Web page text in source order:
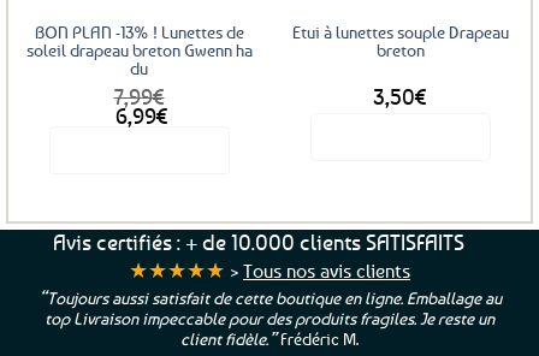
BON PLAN -13% ! Lunettes de
soleil drapeau breton Gwenn ha
du
7,99€
Le
prix
6,99€
Le
prix
Etui à lunettes souple Drapeau
breton
3,50€
Avis certifiés : + de 10.000 clients SATISFAITS
★★★★★ > Tous nos avis clients
“Toujours aussi satisfait de cette boutique en ligne. Emballage au
top Livraison impeccable pour des produits fragiles. Je reste un
client fidèle.”Frédéric M.